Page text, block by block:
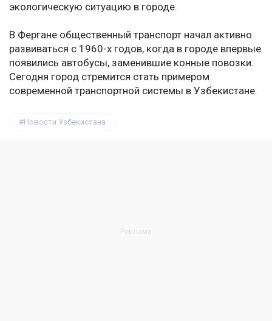
экологическую ситуацию в городе.
В Фергане общественный транспорт начал активно
развиваться с 1960-х годов, когда в городе впервые
появились автобусы, заменившие конные повозки.
Сегодня город стремится стать примером
современной транспортной системы в Узбекистане.
Новости Узбекистана